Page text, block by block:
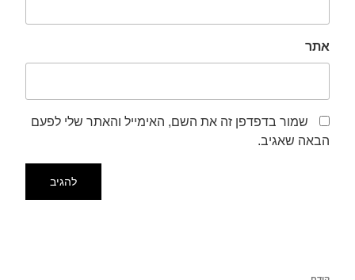
אתר
שמור בדפדפן זה את השם, האימייל והאתר שלי לפעם
הבאה שאגיב.